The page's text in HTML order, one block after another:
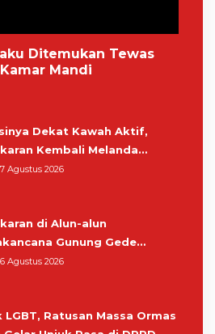
Ditemukan Tewas
Mandi
Dekat Kawah Aktif,
Kembali Melanda
Gunung Gede Pangrango
Agustus 2026
di Alun-alun
Gunung Gede
Relawan dan Warga
Agustus 2026
LGBT, Ratusan Massa Ormas